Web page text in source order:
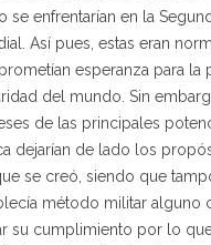
se enfrentarían en la
Así pues, estas eran
esperanza para la
del mundo. Sin
de las principales
dejarían de lado los
se creó, siendo que
método militar alguno
su cumplimiento por lo